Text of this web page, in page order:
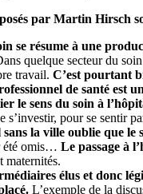
par Martin Hirsch
se résume à une
quelque secteur du
travail. C’est pourtant
de santé est
le sens du soin à
s’investir, pour se sentir
la ville oublie que
été omis… Le passage à
maternités.
élus et donc
L’exemple de la